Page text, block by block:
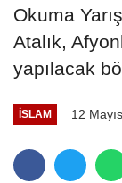
Okuma
Atalık,
yapılacak
İSLAM 12